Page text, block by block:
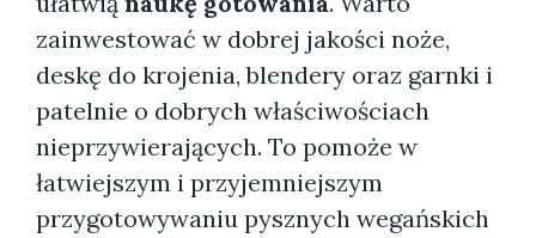
zainwestować w dobrej jakości noże,
deskę do krojenia, blendery oraz garnki i
patelnie o dobrych właściwościach
nieprzywierających. To pomoże w
łatwiejszym i przyjemniejszym
przygotowywaniu pysznych wegańskich